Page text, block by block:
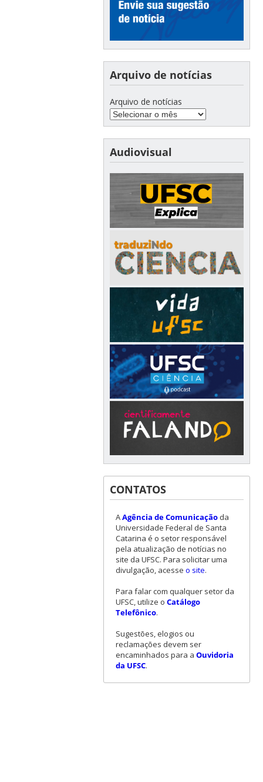
Arquivo de notícias
Arquivo de notícias
Audiovisual
CONTATOS
AAgência de Comunicaçãoda
Universidade Federal de Santa
Catarina é o setor responsável
pela atualização de notícias no
site da UFSC. Para solicitar uma
divulgação, acesse o site.
Para falar com qualquer setor da
UFSC, utilize o Catálogo
Telefônico.
Sugestões, elogios ou
reclamações devem ser
encaminhados para a Ouvidoria
da UFSC.